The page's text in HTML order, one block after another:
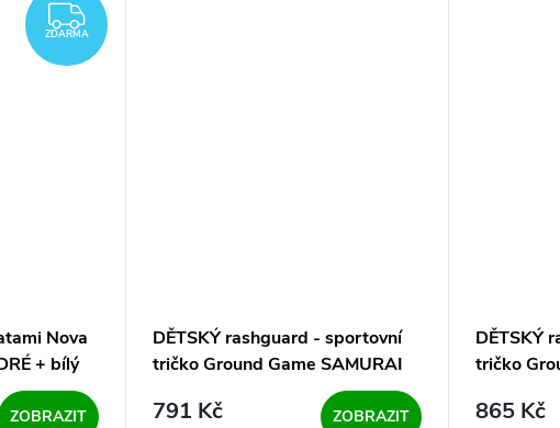
ZDARMA
ZDARMA
Nova
+ bílý
ZOBRAZIT
DĚTSKÝ rashguard - sportovní
tričko Ground Game SAMURAI
2.0 Kids - krátký rukáv
791 Kč ZOBRAZIT
DĚTSKÝ
tričko
865 Kč